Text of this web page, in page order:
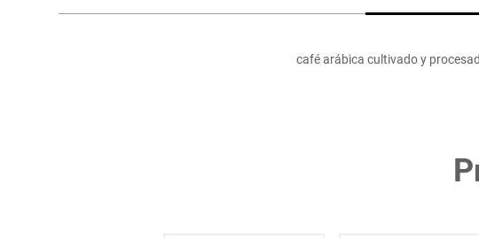
otros
café arábica cultivado y